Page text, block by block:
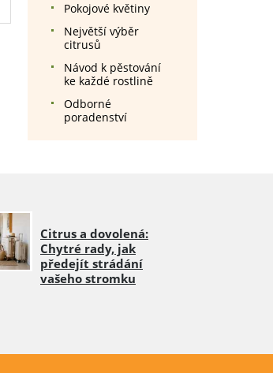
Pokojové květiny
Největší výběr
citrusů
Návod k pěstování
ke každé rostlině
Odborné
poradenství
Citrus a dovolená:
Chytré rady, jak
předejít strádání
vašeho stromku